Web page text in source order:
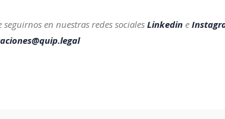
en nuestras redes sociales Linkedin e